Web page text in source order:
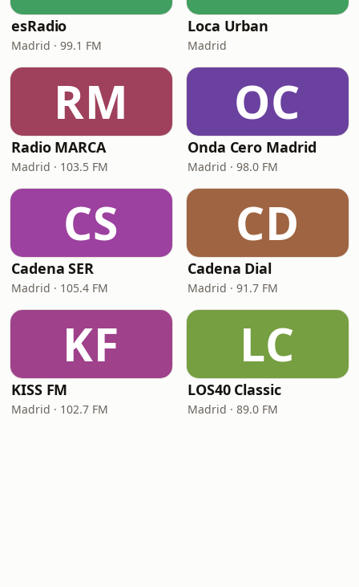
esRadio
Madrid · 99.1 FM
Loca Urban
Madrid
RM
Radio MARCA
Madrid · 103.5 FM
OC
Onda Cero Madrid
Madrid · 98.0 FM
CS
Cadena SER
Madrid · 105.4 FM
CD
Cadena Dial
Madrid · 91.7 FM
KF
KISS FM
Madrid · 102.7 FM
LC
LOS40 Classic
Madrid · 89.0 FM